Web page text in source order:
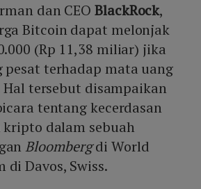
dan CEOBlackRock,
Bitcoin dapat melonjak
(Rp 11,38 miliar) jika
pesat terhadap mata uang
tersebut disampaikan
tentang kecerdasan
dalam sebuah
Bloombergdi World
di Davos, Swiss.